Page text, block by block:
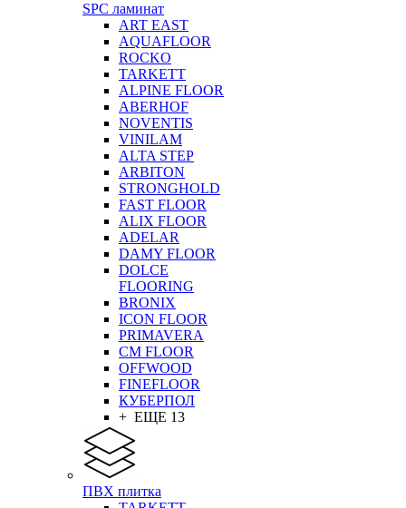
SPC ламинат
ART EAST
AQUAFLOOR
ROCKO
TARKETT
ALPINE FLOOR
ABERHOF
NOVENTIS
VINILAM
ALTA STEP
ARBITON
STRONGHOLD
FAST FLOOR
ALIX FLOOR
ADELAR
DAMY FLOOR
DOLCE
FLOORING
BRONIX
ICON FLOOR
PRIMAVERA
CM FLOOR
OFFWOOD
FINEFLOOR
КУБЕРПОЛ
+ ЕЩЕ 13
ПВХ плитка